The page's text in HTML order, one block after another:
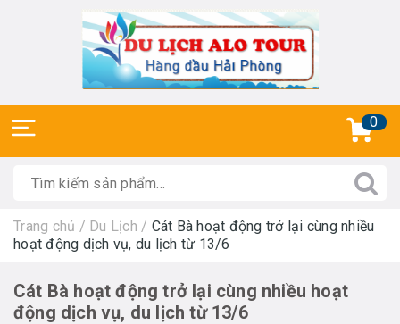
0
Trang chủ / Du Lịch / Cát Bà hoạt động trở lại cùng nhiều
hoạt động dịch vụ, du lịch từ 13/6
Cát Bà hoạt động trở lại cùng nhiều hoạt
động dịch vụ, du lịch từ 13/6